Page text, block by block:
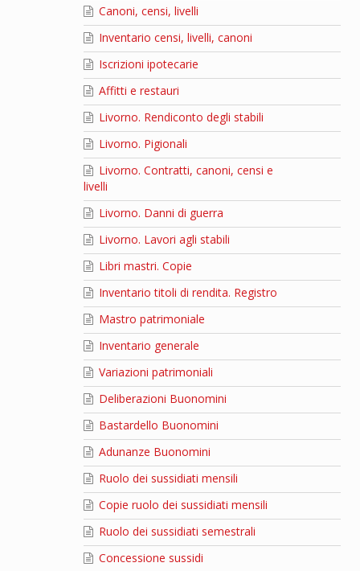
Canoni, censi, livelli
Inventario censi, livelli, canoni
Iscrizioni ipotecarie
Affitti e restauri
Livorno. Rendiconto degli stabili
Livorno. Pigionali
Livorno. Contratti, canoni, censi e
livelli
Livorno. Danni di guerra
Livorno. Lavori agli stabili
Libri mastri. Copie
Inventario titoli di rendita. Registro
Mastro patrimoniale
Inventario generale
Variazioni patrimoniali
Deliberazioni Buonomini
Bastardello Buonomini
Adunanze Buonomini
Ruolo dei sussidiati mensili
Copie ruolo dei sussidiati mensili
Ruolo dei sussidiati semestrali
Concessione sussidi